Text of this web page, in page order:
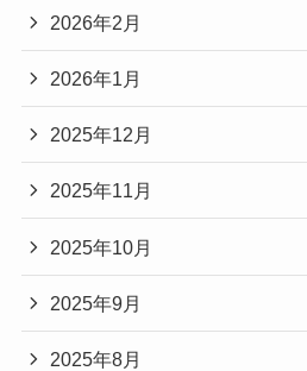
2026年2月
2026年1月
2025年12月
2025年11月
2025年10月
2025年9月
2025年8月